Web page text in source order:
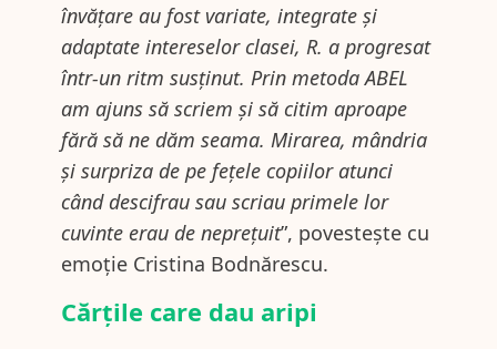
învățare au fost variate, integrate și
adaptate intereselor clasei, R. a progresat
într-un ritm susținut. Prin metoda ABEL
am ajuns să scriem și să citim aproape
fără să ne dăm seama. Mirarea, mândria
și surpriza de pe fețele copiilor atunci
când descifrau sau scriau primele lor
cuvinte erau de neprețuit”, povestește cu
emoție Cristina Bodnărescu.
Cărțile care dau aripi